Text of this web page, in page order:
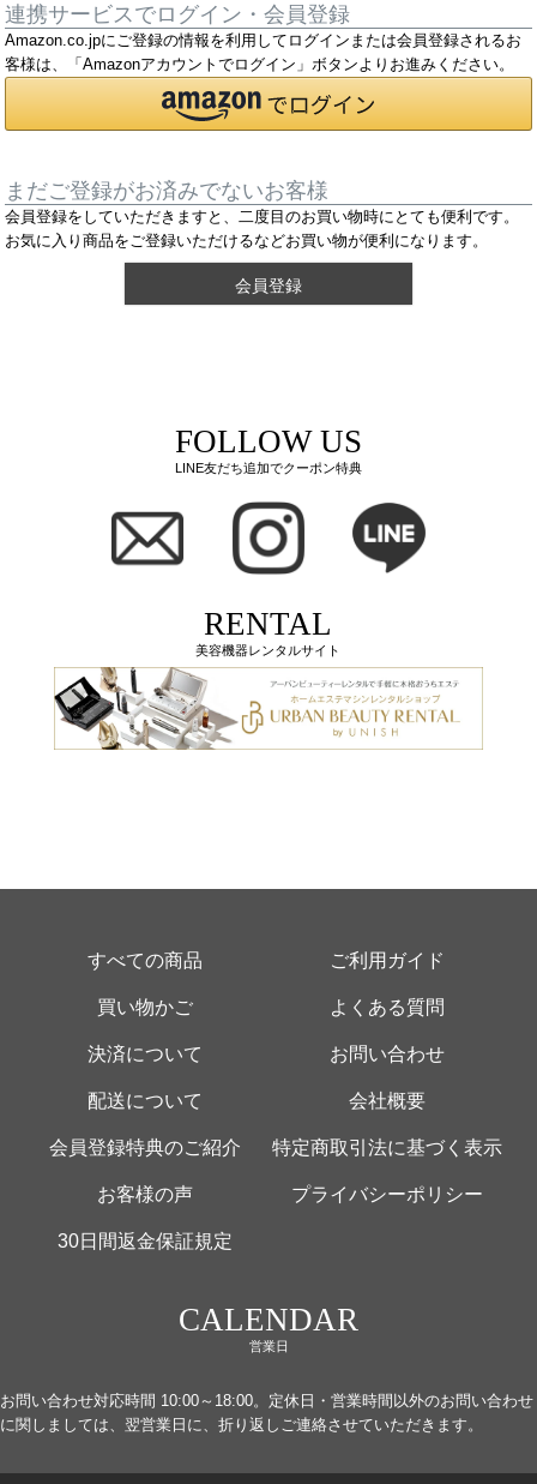
連携サービスでログイン・会員登録
Amazon.co.jpにご登録の情報を利用してログインまたは会員登録されるお
客様は、「Amazonアカウントでログイン」ボタンよりお進みください。
まだご登録がお済みでないお客様
会員登録をしていただきますと、二度目のお買い物時にとても便利です。
お気に入り商品をご登録いただけるなどお買い物が便利になります。
会員登録
FOLLOW US
LINE友だち追加でクーポン特典
RENTAL
美容機器レンタルサイト
すべての商品 ご利用ガイド
買い物かご よくある質問
決済について お問い合わせ
配送について 会社概要
会員登録特典のご紹介 特定商取引法に基づく表示
お客様の声 プライバシーポリシー
30日間返金保証規定
CALENDAR
営業日
お問い合わせ対応時間 10:00～18:00。定休日・営業時間以外のお問い合わせ
に関しましては、翌営業日に、折り返しご連絡させていただきます。